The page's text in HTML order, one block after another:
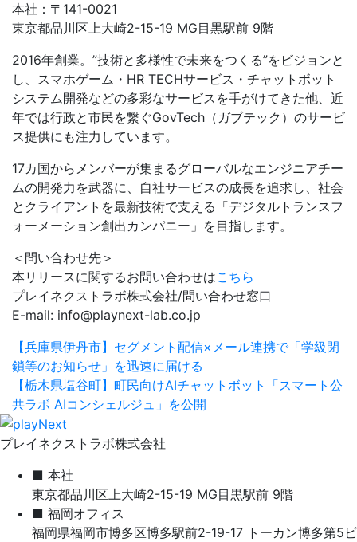
本社：〒141-0021
東京都品川区上大崎2-15-19 MG目黒駅前 9階
2016年創業。”技術と多様性で未来をつくる”をビジョンと
し、スマホゲーム・HR TECHサービス・チャットボット
システム開発などの多彩なサービスを手がけてきた他、近
年では行政と市民を繋ぐGovTech（ガブテック）のサービ
ス提供にも注力しています。
17カ国からメンバーが集まるグローバルなエンジニアチー
ムの開発力を武器に、自社サービスの成長を追求し、社会
とクライアントを最新技術で支える「デジタルトランスフ
ォーメーション創出カンパニー」を目指します。
＜問い合わせ先＞
本リリースに関するお問い合わせはこちら
プレイネクストラボ株式会社/問い合わせ窓口
E-mail: info@playnext-lab.co.jp
【兵庫県伊丹市】セグメント配信×メール連携で「学級閉
鎖等のお知らせ」を迅速に届ける
【栃木県塩谷町】町民向けAIチャットボット「スマート公
共ラボ AIコンシェルジュ」を公開
プレイネクストラボ株式会社
■ 本社
東京都品川区上大崎2-15-19 MG目黒駅前 9階
■ 福岡オフィス
福岡県福岡市博多区博多駅前2-19-17 トーカン博多第5ビ